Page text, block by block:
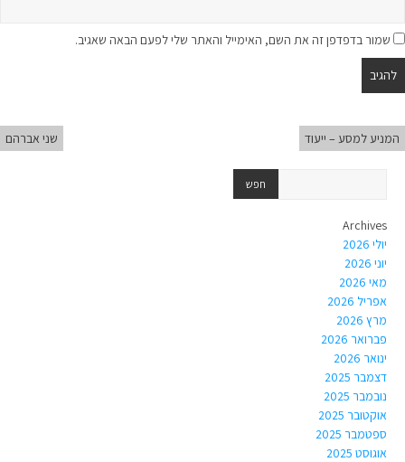
שמור בדפדפן זה את השם, האימייל והאתר שלי לפעם הבאה שאגיב.
המניע למסע – ייעוד שני אברהם
Archives
יולי 2026
יוני 2026
מאי 2026
אפריל 2026
מרץ 2026
פברואר 2026
ינואר 2026
דצמבר 2025
נובמבר 2025
אוקטובר 2025
ספטמבר 2025
אוגוסט 2025